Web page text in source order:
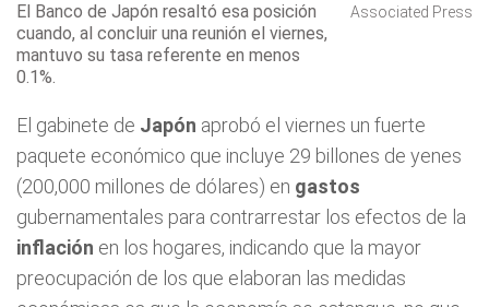
El Banco de Japón resaltó esa posición
cuando, al concluir una reunión el viernes,
mantuvo su tasa referente en menos
0.1%.
Associated Press
El gabinete de Japón aprobó el viernes un fuerte
paquete económico que incluye 29 billones de yenes
(200,000 millones de dólares) en gastos
gubernamentales para contrarrestar los efectos de la
inflación en los hogares, indicando que la mayor
preocupación de los que elaboran las medidas